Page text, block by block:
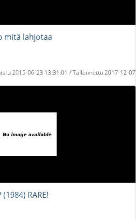
mitä lahjotaa
2015-06-23 13:31:01 / Tallennettu 2017-12-07
RARE!